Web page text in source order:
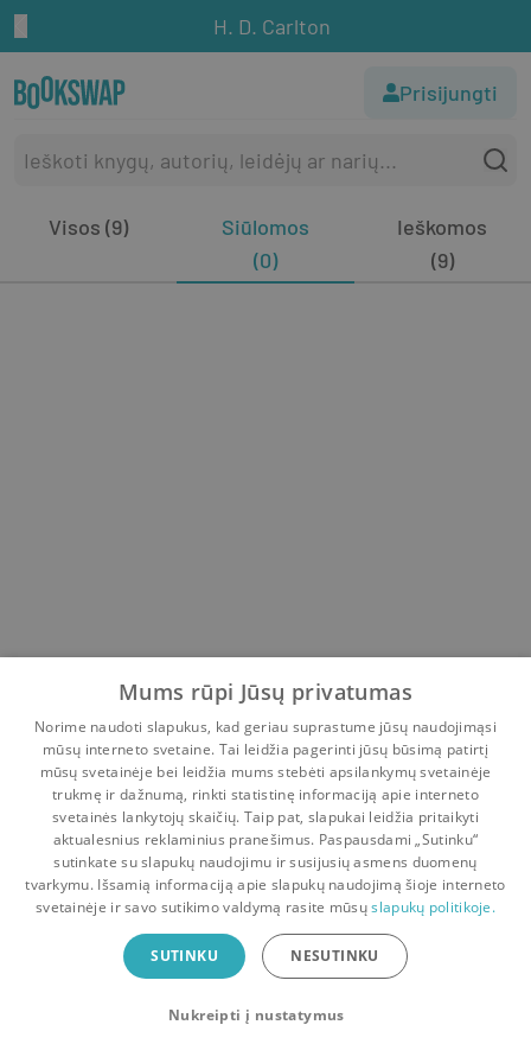
H. D. Carlton
Prisijungti
Visos (9)
Siūlomos
(0)
Ieškomos
(9)
Pradinis Krepšelis Pokalbiai Pranešimai Paskyra
Bookswap programėlė
Mainykis knygomis dar patogiau!
Uždaryti
Mums rūpi Jūsų privatumas
Norime naudoti slapukus, kad geriau suprastume jūsų naudojimąsi
mūsų interneto svetaine. Tai leidžia pagerinti jūsų būsimą patirtį
mūsų svetainėje bei leidžia mums stebėti apsilankymų svetainėje
trukmę ir dažnumą, rinkti statistinę informaciją apie interneto
svetainės lankytojų skaičių. Taip pat, slapukai leidžia pritaikyti
aktualesnius reklaminius pranešimus. Paspausdami „Sutinku“
sutinkate su slapukų naudojimu ir susijusių asmens duomenų
tvarkymu. Išsamią informaciją apie slapukų naudojimą šioje interneto
svetainėje ir savo sutikimo valdymą rasite mūsųslapukų politikoje.
SUTINKU NESUTINKU
Nukreipti į nustatymus